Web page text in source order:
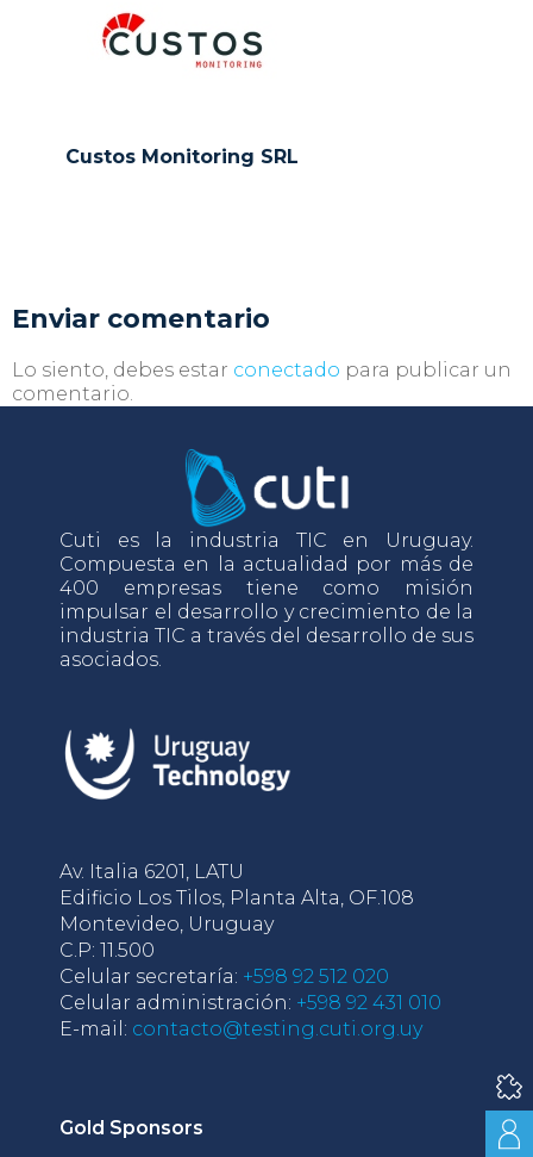
Custos Monitoring SRL
Enviar comentario
Lo siento, debes estar conectado para publicar un
comentario.
Cuti es la industria TIC en Uruguay.
Compuesta en la actualidad por más de
400 empresas tiene como misión
impulsar el desarrollo y crecimiento de la
industria TIC a través del desarrollo de sus
asociados.
Av. Italia 6201, LATU
Edificio Los Tilos, Planta Alta, OF.108
Montevideo, Uruguay
C.P: 11.500
Celular secretaría: +598 92 512 020
Celular administración: +598 92 431 010
E-mail: contacto@testing.cuti.org.uy
Gold Sponsors